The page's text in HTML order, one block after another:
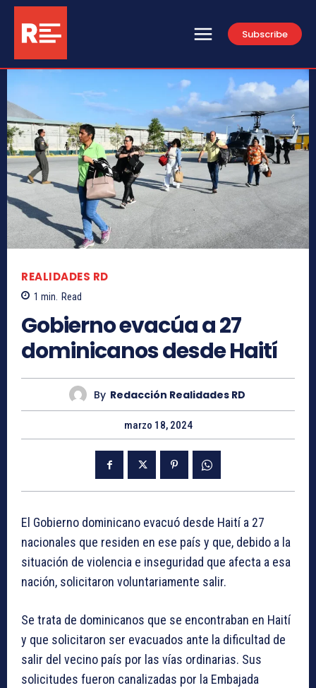
Subscribe
REALIDADES RD
1 min. Read
Gobierno evacúa a 27
dominicanos desde Haití
By Redacción Realidades RD
marzo 18, 2024
El Gobierno dominicano evacuó desde Haití a 27
nacionales que residen en ese país y que, debido a la
situación de violencia e inseguridad que afecta a esa
nación, solicitaron voluntariamente salir.
Se trata de dominicanos que se encontraban en Haití
y que solicitaron ser evacuados ante la dificultad de
salir del vecino país por las vías ordinarias. Sus
solicitudes fueron canalizadas por la Embajada